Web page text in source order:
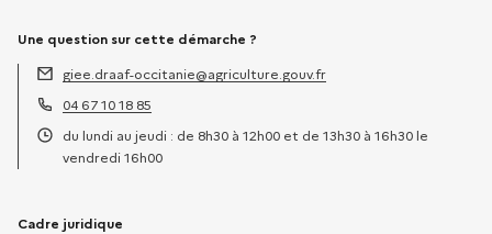
Une question sur cette démarche ?
Adresse électronique :
giee.draaf-occitanie@agriculture.gouv.fr
Téléphone :
04 67 10 18 85
Horaires :
du lundi au jeudi : de 8h30 à 12h00 et de 13h30 à 16h30 le
vendredi 16h00
Cadre juridique